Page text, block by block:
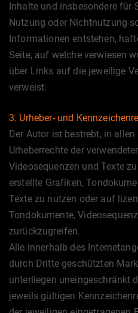
Inhalte und insbesondere für
Nutzung oder Nichtnutzung
Informationen entstehen,
Seite, auf welche verwiesen
über Links auf die jeweilige
verweist.
3. Urheber- und
Der Autor ist bestrebt, in
Urheberrechte der
Videosequenzen und Texte
erstellte Grafiken,
Texte zu nutzen oder auf
Tondokumente,
zurückzugreifen.
Alle innerhalb des
durch Dritte geschützten
unterliegen uneingeschränkt
jeweils gültigen